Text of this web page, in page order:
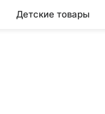
Детские товары